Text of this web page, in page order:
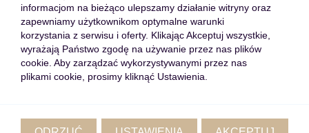
Warszawa Praga Południe
Mieszkanie wynajem
Warszawa Praga Północ
Dom wynajem Warszawa
Dom wynajem Konstancin
informacjom na bieżąco ulepszamy działanie witryny oraz
zapewniamy użytkownikom optymalne warunki
korzystania z serwisu i oferty. Klikając Akceptuj wszystkie,
wyrażają Państwo zgodę na używanie przez nas plików
cookie. Aby zarządzać wykorzystywanymi przez nas
plikami cookie, prosimy kliknąć Ustawienia.